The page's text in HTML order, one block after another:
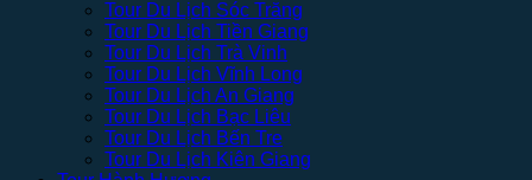
Tour Du Lịch Sóc Trăng
Tour Du Lịch Tiền Giang
Tour Du Lịch Trà Vinh
Tour Du Lịch Vĩnh Long
Tour Du Lịch An Giang
Tour Du Lịch Bạc Liêu
Tour Du Lịch Bến Tre
Tour Du Lịch Kiên Giang